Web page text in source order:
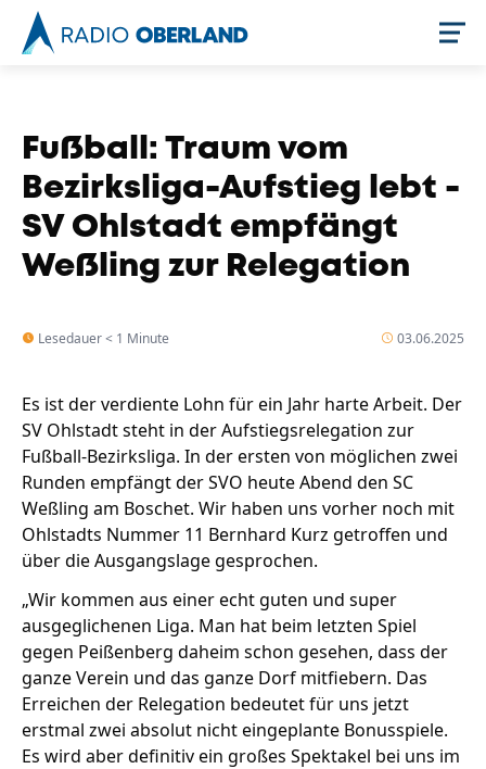
Stellenangebote
Unternehmen
Das geheime Geräusch
Wandern
Fotobox
Amphibienschutz
Team
Programm
Service
Handwerker
Fußball: Traum vom
Bezirksliga-Aufstieg lebt -
SV Ohlstadt empfängt
Weßling zur Relegation
Lesedauer < 1 Minute 03.06.2025
Es ist der verdiente Lohn für ein Jahr harte Arbeit. Der
SV Ohlstadt steht in der Aufstiegsrelegation zur
Fußball-Bezirksliga. In der ersten von möglichen zwei
Runden empfängt der SVO heute Abend den SC
Weßling am Boschet. Wir haben uns vorher noch mit
Ohlstadts Nummer 11 Bernhard Kurz getroffen und
über die Ausgangslage gesprochen.
„Wir kommen aus einer echt guten und super
ausgeglichenen Liga. Man hat beim letzten Spiel
gegen Peißenberg daheim schon gesehen, dass der
ganze Verein und das ganze Dorf mitfiebern. Das
Erreichen der Relegation bedeutet für uns jetzt
erstmal zwei absolut nicht eingeplante Bonusspiele.
Es wird aber definitiv ein großes Spektakel bei uns im